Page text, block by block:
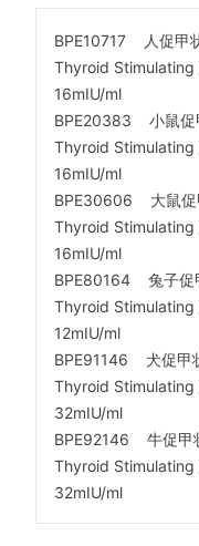
BPE10717 人促甲
Thyroid Stimulating
16mIU/ml
BPE20383 小鼠促
Thyroid Stimulating
16mIU/ml
BPE30606 大鼠
Thyroid Stimulating
16mIU/ml
BPE80164 兔子促
Thyroid Stimulating
12mIU/ml
BPE91146 犬促甲
Thyroid Stimulating
32mIU/ml
BPE92146 牛促甲
Thyroid Stimulating
32mIU/ml